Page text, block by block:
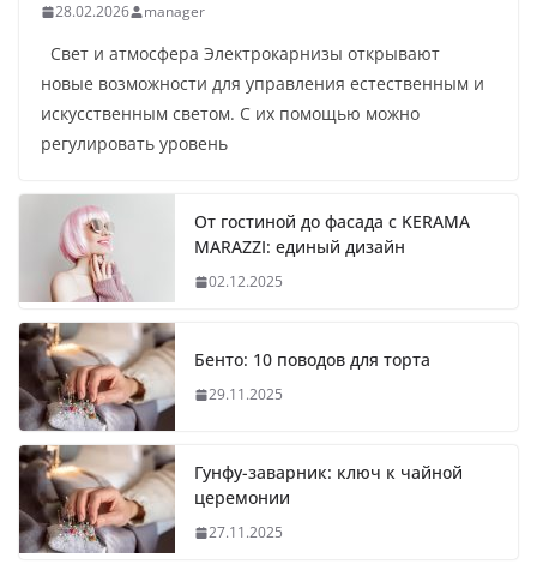
28.02.2026 manager
Свет и атмосфера Электрокарнизы открывают
новые возможности для управления естественным и
искусственным светом. С их помощью можно
регулировать уровень
От гостиной до фасада с KERAMA
MARAZZI: единый дизайн
02.12.2025
Бенто: 10 поводов для торта
29.11.2025
Гунфу-заварник: ключ к чайной
церемонии
27.11.2025